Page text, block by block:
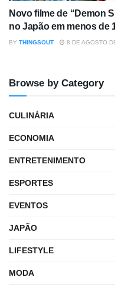
Novo filme de “Demon
no Japão em menos de
BY THINGSOUT 8 DE AGOSTO
Browse by Category
CULINÁRIA
ECONOMIA
ENTRETENIMENTO
ESPORTES
EVENTOS
JAPÃO
LIFESTYLE
MODA